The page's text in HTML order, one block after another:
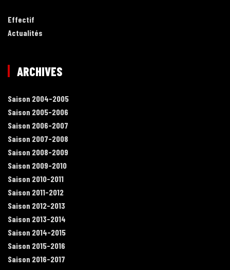
Effectif
Actualités
ARCHIVES
Saison 2004-2005
Saison 2005-2006
Saison 2006-2007
Saison 2007-2008
Saison 2008-2009
Saison 2009-2010
Saison 2010-2011
Saison 2011-2012
Saison 2012-2013
Saison 2013-2014
Saison 2014-2015
Saison 2015-2016
Saison 2016-2017